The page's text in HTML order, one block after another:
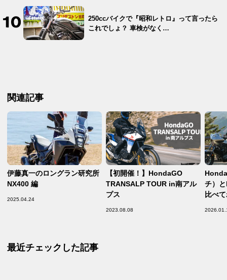
250ccバイクで『昭和レトロ』って言ったら
これでしょ？ 車検がなく…
関連記事
伊藤真一のロングラン研究所
NX400 編
2025.04.24
【初開催！】HondaGO
TRANSALP TOUR in南アル
プス
2023.08.08
チ）
比べ
最近チェックした記事